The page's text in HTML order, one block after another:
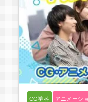
CG学科 アニメーシ